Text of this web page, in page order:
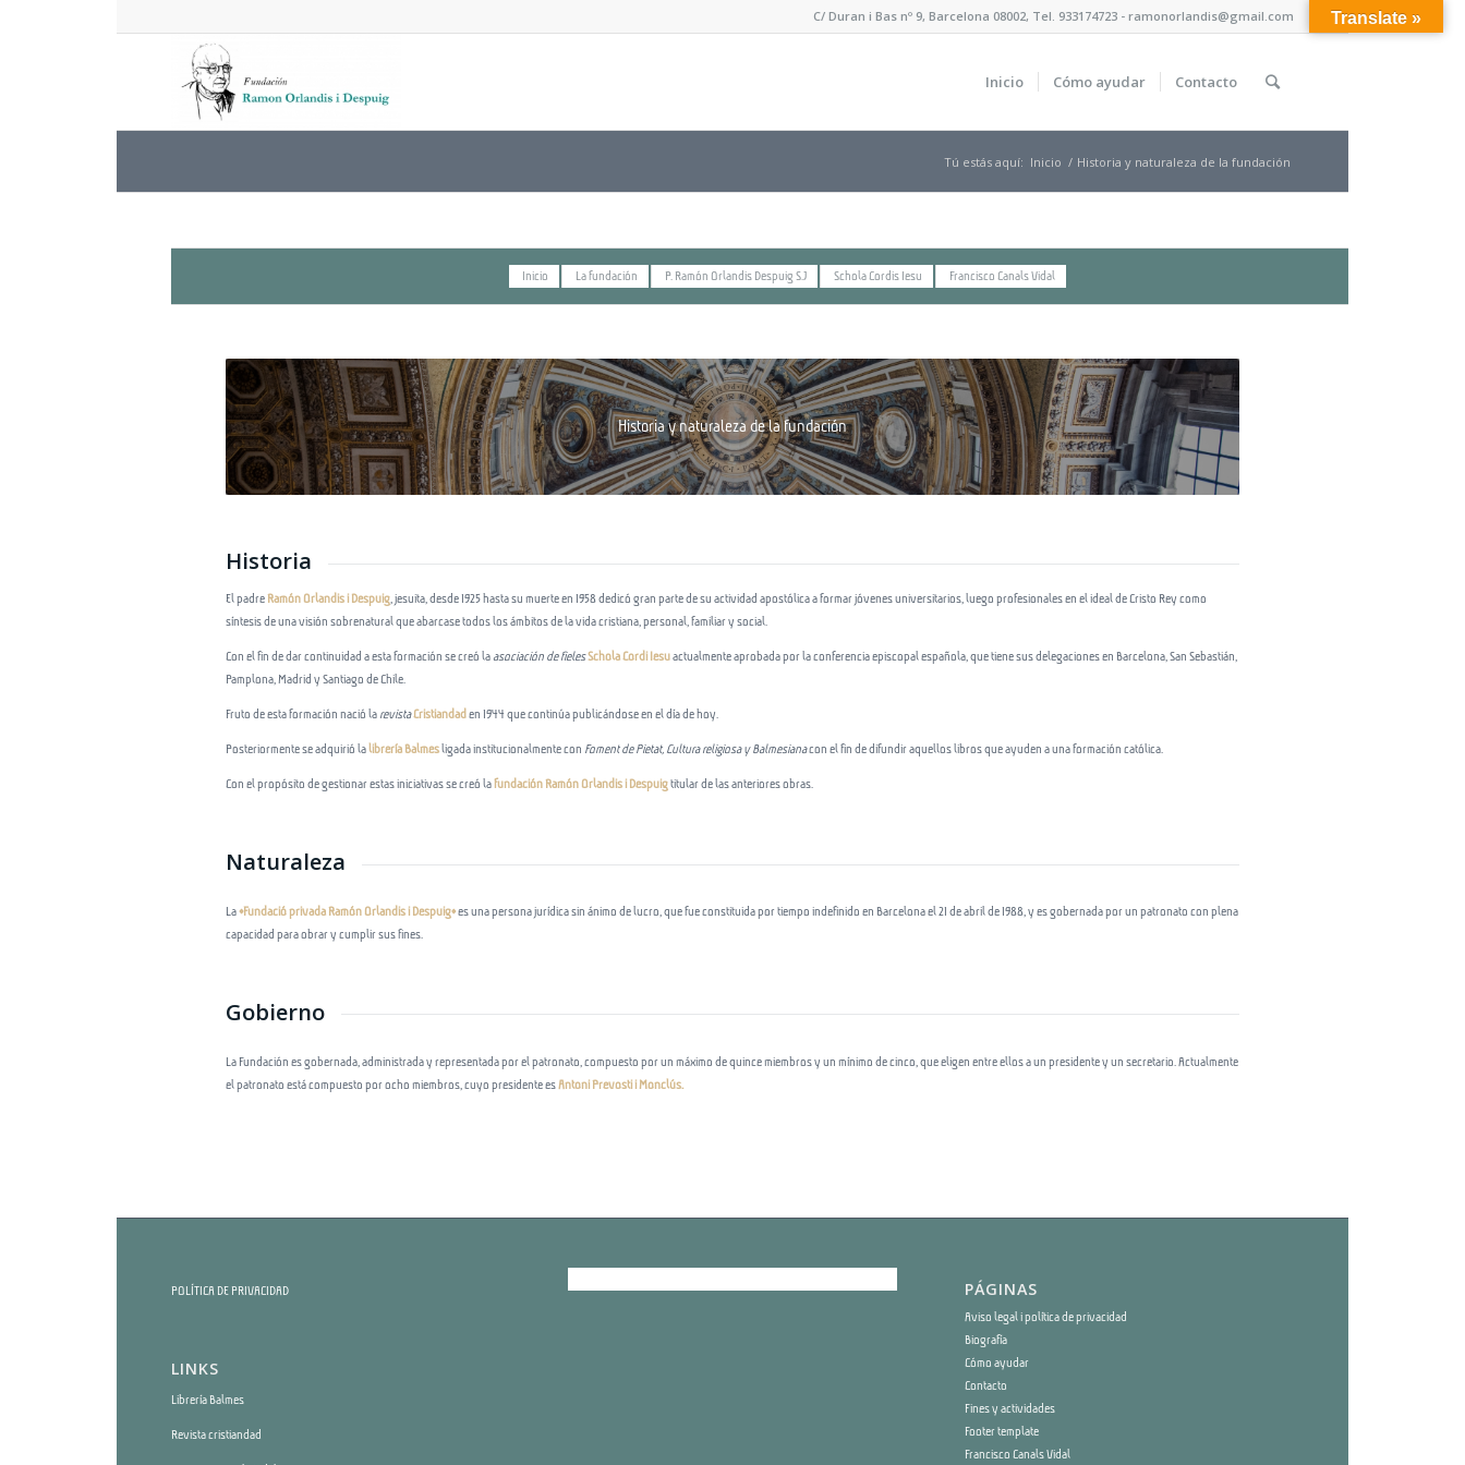
C/ Duran i Bas nº 9, Barcelona 08002, Tel. 933174723 - ramonorlandis@gmail.com
Inicio Cómo ayudar Contacto
Tú estás aquí: Inicio / Historia y naturaleza de la fundación
Inicio La fundación P. Ramón Orlandis Despuig S.J Schola Cordis Iesu Francisco Canals Vidal
Historia y naturaleza de la fundación
Historia
El padreRamón Orlandis i Despuig, jesuita, desde 1925 hasta su muerte en 1958 dedicó gran parte de su actividad apostólica a formar jóvenes universitarios, luego profesionales en el ideal de Cristo Rey como
síntesis de una visión sobrenatural que abarcase todos los ámbitos de la vida cristiana, personal, familiar y social.
Con el fin de dar continuidad a esta formación se creó laasociación de fielesSchola Cordi Iesuactualmente aprobada por la conferencia episcopal española, que tiene sus delegaciones en Barcelona, San Sebastián,
Pamplona, Madrid y Santiago de Chile.
Fruto de esta formación nació la revistaCristiandad en 1944 que continúa publicándose en el día de hoy.
Posteriormente se adquirió lalibrería Balmesligada institucionalmente con Foment de Pietat, Cultura religiosa y Balmesianacon el fin de difundir aquellos libros que ayuden a una formación católica.
Con el propósito de gestionar estas iniciativas se creó la fundación Ramón Orlandis i Despuigtitular de las anteriores obras.
Naturaleza
La«Fundació privada Ramón Orlandis i Despuig»es una persona jurídica sin ánimo de lucro, que fue constituida por tiempo indefinido en Barcelona el 21 de abril de 1988, y es gobernada por un patronato con plena
capacidad para obrar y cumplir sus fines.
Gobierno
La Fundación es gobernada, administrada y representada por el patronato, compuesto por un máximo de quince miembros y un mínimo de cinco, que eligen entre ellos a un presidente y un secretario. Actualmente
el patronato está compuesto por ocho miembros, cuyo presidente esAntoni Prevosti i Monclús.
POLÍTICA DE PRIVACIDAD
LINKS
Librería Balmes
Revista cristiandad
PÁGINAS
Aviso legal i política de privacidad
Biografía
Cómo ayudar
Contacto
Fines y actividades
Footer template
Francisco Canals Vidal
Translate »